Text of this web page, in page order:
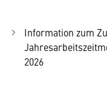
Information zum
2026